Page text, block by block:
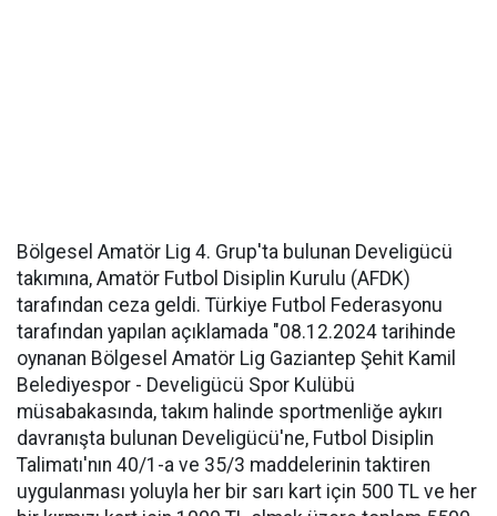
Bölgesel Amatör Lig 4. Grup'ta bulunan Develigücü
takımına, Amatör Futbol Disiplin Kurulu (AFDK)
tarafından ceza geldi. Türkiye Futbol Federasyonu
tarafından yapılan açıklamada "08.12.2024 tarihinde
oynanan Bölgesel Amatör Lig Gaziantep Şehit Kamil
Belediyespor - Develigücü Spor Kulübü
müsabakasında, takım halinde sportmenliğe aykırı
davranışta bulunan Develigücü'ne, Futbol Disiplin
Talimatı'nın 40/1-a ve 35/3 maddelerinin taktiren
uygulanması yoluyla her bir sarı kart için 500 TL ve her